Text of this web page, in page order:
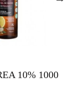
10% 1000